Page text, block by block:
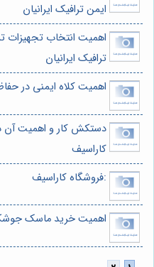
ایمن ترافیک ایرانیان
اهمیت انتخاب تجهیزات
ترافیک ایرانیان
اهمیت کلاه ایمنی در
دستکش کار و اهمیت آن
کاراسیف
:فروشگاه کاراسیف
اهمیت خرید ماسک